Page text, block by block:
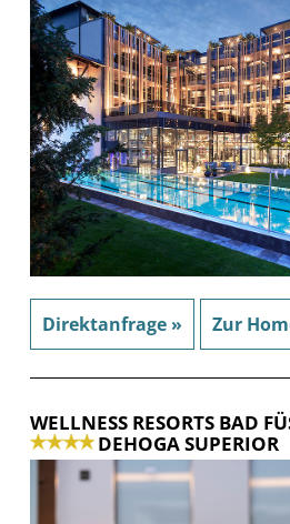
Direktanfrage » Zur
WELLNESS RESORTS BAD
DEHOGA SUPERIOR